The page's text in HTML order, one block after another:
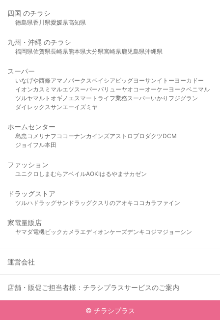
四国 のチラシ
徳島県香川県愛媛県高知県
九州・沖縄 のチラシ
福岡県佐賀県長崎県熊本県大分県宮崎県鹿児島県沖縄県
スーパー
いなげや西條アマノパークスベイシア ビッグヨーサンイトーヨーカドー
イオンカスミ マルエツスーパーバリューヤオコーオーケー ヨークベニマル
ツルヤマルト オギノ エスマート ライフ業務スーパーいかり フジグラン
ダイレックスサンエーイズミヤ
ホームセンター
島忠 コメリ ナフコ コーナンカインズアストロプロダクツDCM
ジョイフル本田
ファッション
ユニクロ しまむら アベイルAOKIはるやま サカゼン
ドラッグストア
ツルハドラッグサンドラッグクスリのアオキ ココカラファイン
家電量販店
ヤマダ電機ビックカメラ エディオンケーズデンキ コジマジョーシン
運営会社
店舗・販促ご担当者様：チラシプラスサービスのご案内
© チラシプラス